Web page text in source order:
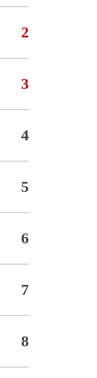
2
3
4
5
6
7
8